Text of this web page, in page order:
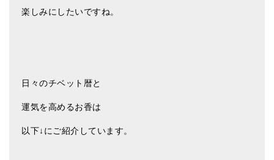
楽しみにしたいですね。
日々のチベット暦と
運気を高めるお香は
以下↓にご紹介しています。